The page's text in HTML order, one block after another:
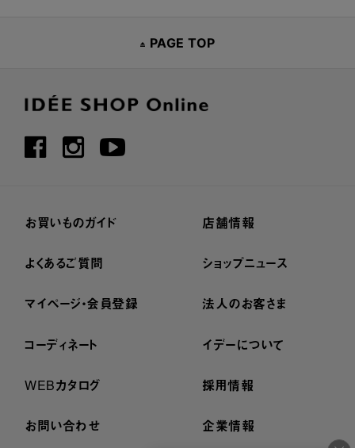
PAGE TOP
お買いものガイド
よくあるご質問
マイページ・会員登録
コーディネート
WEBカタログ
お問い合わせ
店舗情報
ショップニュース
法人のお客さま
イデーについて
採用情報
企業情報